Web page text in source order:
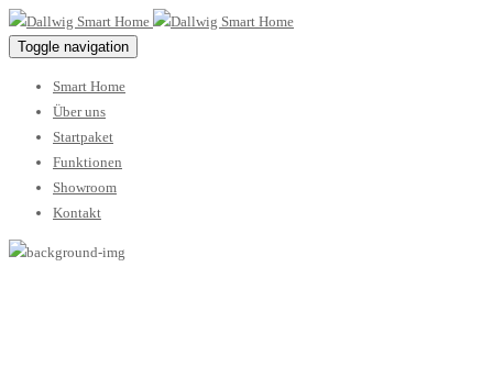
Toggle navigation
Smart Home
Über uns
Startpaket
Funktionen
Showroom
Kontakt